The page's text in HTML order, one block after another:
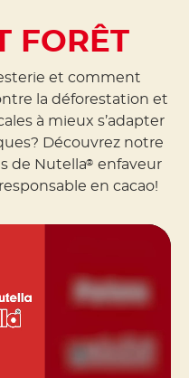
FORÊT
et comment
la déforestation et
à mieux s’adapter
Découvrez notre
de Nutella® enfaveur
en cacao!